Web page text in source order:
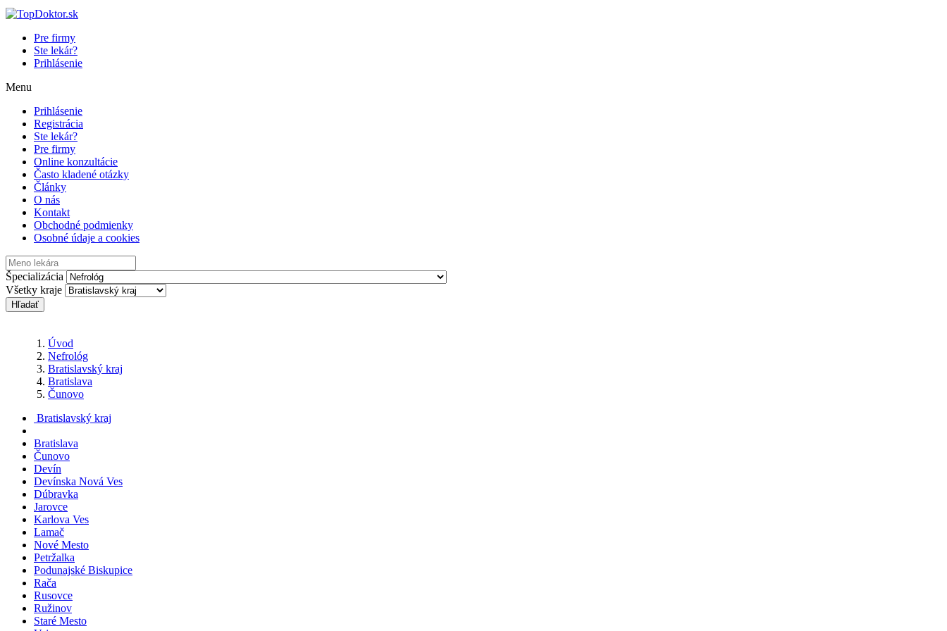
Pre firmy
Ste lekár?
Prihlásenie
Menu
Prihlásenie
Registrácia
Ste lekár?
Pre firmy
Online konzultácie
Často kladené otázky
Články
O nás
Kontakt
Obchodné podmienky
Osobné údaje a cookies
Špecializácia
Všetky kraje
Hľadať
Úvod
Nefrológ
Bratislavský kraj
Bratislava
Čunovo
Bratislavský kraj
Bratislava
Čunovo
Devín
Devínska Nová Ves
Dúbravka
Jarovce
Karlova Ves
Lamač
Nové Mesto
Petržalka
Podunajské Biskupice
Rača
Rusovce
Ružinov
Staré Mesto